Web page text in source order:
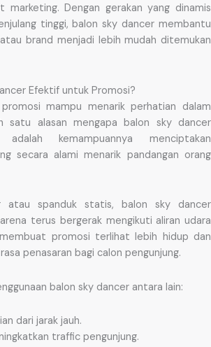
Dengan gerakan yang dinamis
tinggi, balon sky dancer membantu
brand menjadi lebih mudah ditemukan
Efektif untuk Promosi?
mampu menarik perhatian dalam
satu alasan mengapa balon sky dancer
kemampuannya menciptakan
secara alami menarik pandangan orang
atau spanduk statis, balon sky dancer
terus bergerak mengikuti aliran udara
promosi terlihat lebih hidup dan
penasaran bagi calon pengunjung.
balon sky dancer antara lain:
dari jarak jauh.
traffic pengunjung.